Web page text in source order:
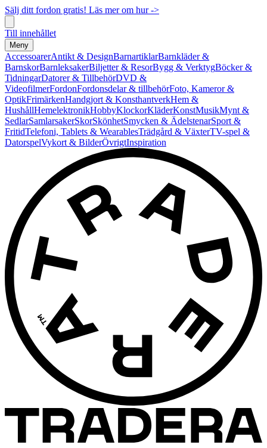
Sälj ditt fordon gratis! Läs mer om hur ->
Till innehållet
Meny
AccessoarerAntikt & DesignBarnartiklarBarnkläder &
BarnskorBarnleksakerBiljetter & ResorBygg & VerktygBöcker &
TidningarDatorer & TillbehörDVD &
VideofilmerFordonFordonsdelar & tillbehörFoto, Kameror &
OptikFrimärkenHandgjort & KonsthantverkHem &
HushållHemelektronikHobbyKlockorKläderKonstMusikMynt &
SedlarSamlarsakerSkorSkönhetSmycken & ÄdelstenarSport &
FritidTelefoni, Tablets & WearablesTrädgård & VäxterTV-spel &
DatorspelVykort & BilderÖvrigtInspiration